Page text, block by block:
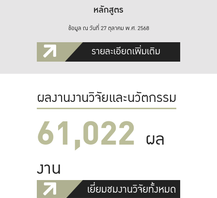
หลักสูตร
ข้อมูล ณ วันที่ 27 ตุลาคม พ.ศ. 2568
รายละเอียดเพิ่มเติม
ผลงานงานวิจัยและนวัตกรรม
61,022 ผล
งาน
เยี่ยมชมงานวิจัยทั้งหมด